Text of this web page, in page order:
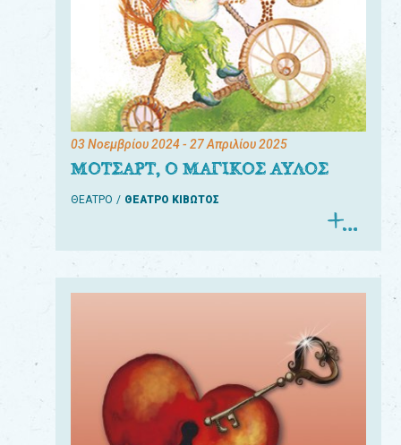
03 Νοεμβρίου 2024- 27 Απριλίου 2025
ΜΟΤΣΑΡΤ, Ο ΜΑΓΙΚΟΣ ΑΥΛΟΣ
ΘΕΑΤΡΟ ΘΕΑΤΡΟ ΚΙΒΩΤΟΣ